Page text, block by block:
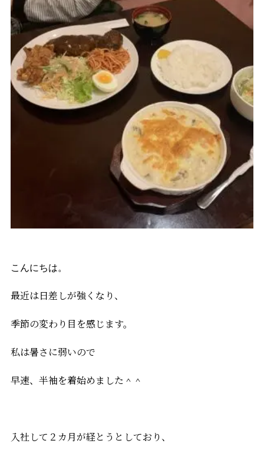
こんにちは。
最近は日差しが強くなり、
季節の変わり目を感じます。
私は暑さに弱いので
早速、半袖を着始めました＾＾
入社して２カ月が経とうとしており、